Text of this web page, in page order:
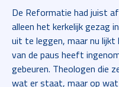
De Reformatie had juist
alleen het kerkelijk gezag
uit te leggen, maar nu
van de paus heeft
gebeuren. Theologen die
wat er staat, maar op